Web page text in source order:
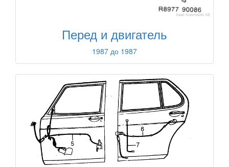
Перед и двигатель
1987 до 1987